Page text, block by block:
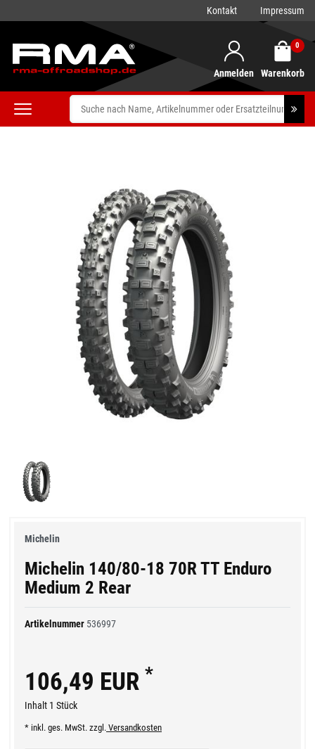
Kontakt Impressum
Anmelden
0
Warenkorb
Michelin
Michelin 140/80-18 70R TT Enduro
Medium 2 Rear
Artikelnummer 536997
106,49 EUR *
Inhalt 1 Stück
* inkl. ges. MwSt. zzgl. Versandkosten